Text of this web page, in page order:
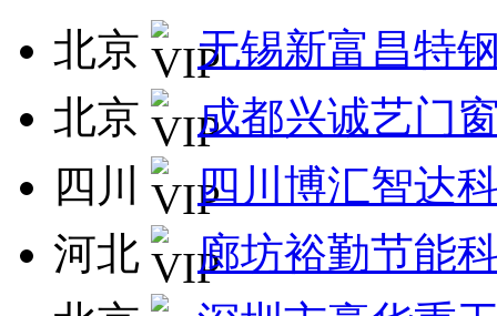
北京
无锡新富昌特
北京
成都兴诚艺门
四川
四川博汇智达
河北
廊坊裕勤节能